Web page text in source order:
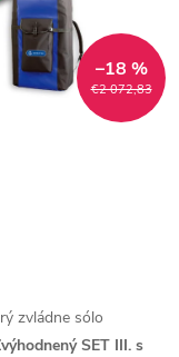
€2 072,83
–18 %
zvládne sólo
SET III. s